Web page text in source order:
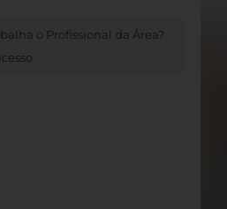
o Profissional da Área?